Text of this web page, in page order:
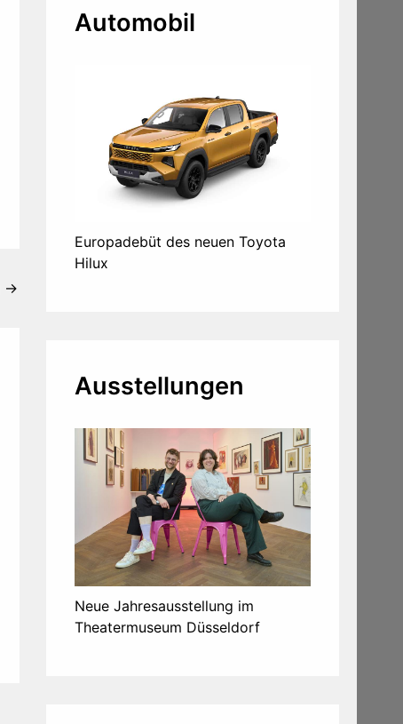
→
Automobil
Europadebüt des neuen Toyota
Hilux
Ausstellungen
Neue Jahresausstellung im
Theatermuseum Düsseldorf